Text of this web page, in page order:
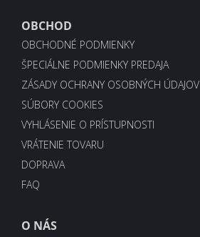
OBCHOD
OBCHODNÉ PODMIENKY
ŠPECIÁLNE PODMIENKY PREDAJA
ZÁSADY OCHRANY OSOBNÝCH ÚDAJOV
SÚBORY COOKIES
VYHLÁSENIE O PRÍSTUPNOSTI
VRÁTENIE TOVARU
DOPRAVA
FAQ
O NÁS